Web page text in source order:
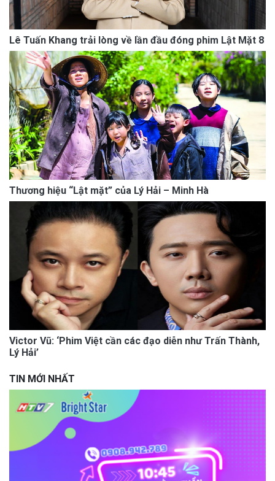
Lê Tuấn Khang trải lòng về lần đầu đóng phim Lật Mặt 8
Thương hiệu “Lật mặt” của Lý Hải – Minh Hà
Victor Vũ: ‘Phim Việt cần các đạo diễn như Trấn Thành,
Lý Hải’
TIN MỚI NHẤT